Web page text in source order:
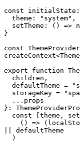
const initialState :
  theme
: "system" ,
setTheme : ( ) =>
}
const
createContext<
export
function
  children
,
  defaultTheme
=
  storageKey
=
... props
} :
const
theme ,
( ) => (
defaultTheme
)